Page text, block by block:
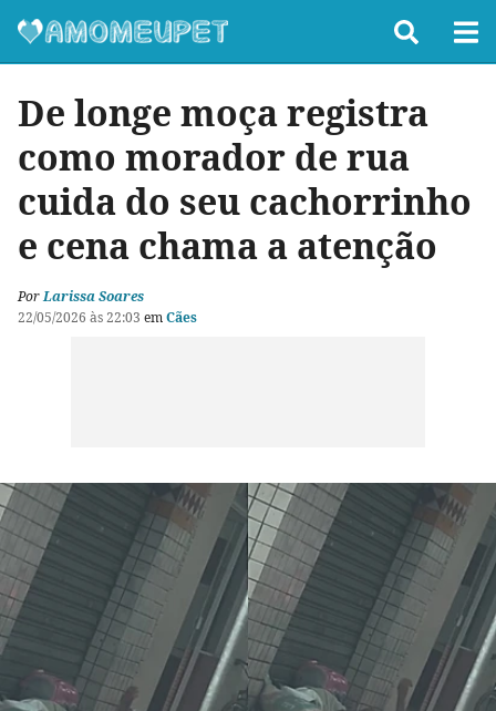
De longe moça registra
como morador de rua
cuida do seu cachorrinho
e cena chama a atenção
PorLarissa Soares
22/05/2026 às 22:03 emCães